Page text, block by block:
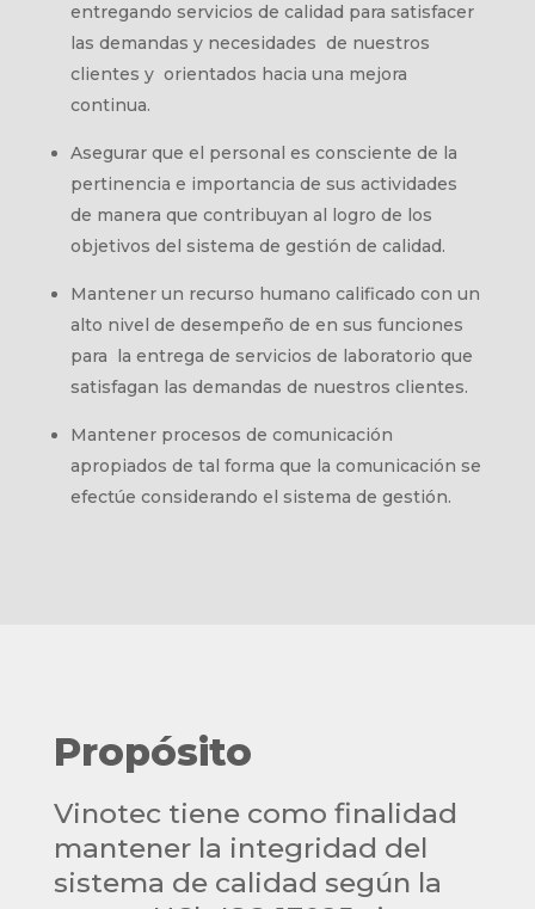
entregando servicios de calidad para satisfacer
las demandas y necesidades de nuestros
clientes y orientados hacia una mejora
continua.
Asegurar que el personal es consciente de la
pertinencia e importancia de sus actividades
de manera que contribuyan al logro de los
objetivos del sistema de gestión de calidad.
Mantener un recurso humano calificado con un
alto nivel de desempeño de en sus funciones
para la entrega de servicios de laboratorio que
satisfagan las demandas de nuestros clientes.
Mantener procesos de comunicación
apropiados de tal forma que la comunicación se
efectúe considerando el sistema de gestión.
Propósito
Vinotec tiene como finalidad
mantener la integridad del
sistema de calidad según la